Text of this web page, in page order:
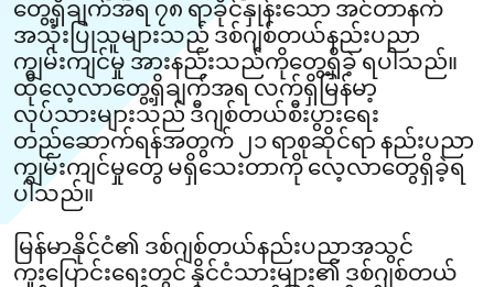
တွေ့ရှိချက်အရ ၇၈ ရာခိုင်နှုန်းသော အင်တာနက်
အသုံးပြုသူများသည် ဒစ်ဂျစ်တယ်နည်းပညာ
ကျွမ်းကျင်မှု အားနည်းသည်ကိုတွေ့ရှိခဲ့ ရပါသည်။
ထိုလေ့လာတွေ့ရှိချက်အရ လက်ရှိမြန်မာ့
လုပ်သားများသည် ဒီဂျစ်တယ်စီးပွားရေး
တည်ဆောက်ရန်အတွက် ၂၁ ရာစုဆိုင်ရာ နည်းပညာ
ကျွမ်းကျင်မှုတွေ မရှိသေးတာကို လေ့လာတွေရှိခဲ့ရ
ပါသည်။
မြန်မာနိုင်ငံ၏ ဒစ်ဂျစ်တယ်နည်းပညာအသွင်
ကူးပြောင်းရေးတွင် နိုင်ငံသားများ၏ ဒစ်ဂျစ်တယ်